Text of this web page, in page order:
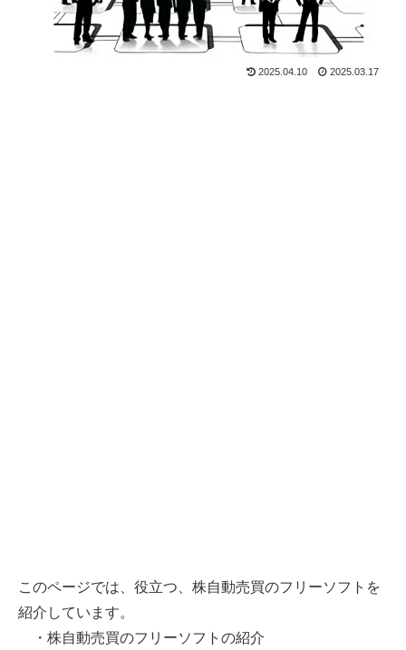
2025.04.10 2025.03.17
このページでは、役立つ、株自動売買のフリーソフトを
紹介しています。
・株自動売買のフリーソフトの紹介